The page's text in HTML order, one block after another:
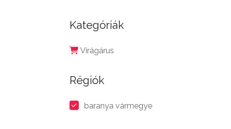
Kategóriák
Virágárus
Régiók
baranya vármegye